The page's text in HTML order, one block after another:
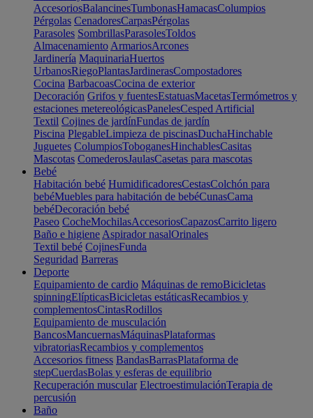
AccesoriosBalancinesTumbonasHamacasColumpios
Pérgolas CenadoresCarpasPérgolas
Parasoles SombrillasParasolesToldos
Almacenamiento ArmariosArcones
Jardinería MaquinariaHuertos
UrbanosRiegoPlantasJardinerasCompostadores
Cocina BarbacoasCocina de exterior
Decoración Grifos y fuentesEstatuasMacetasTermómetros y
estaciones metereológicasPanelesCesped Artificial
Textil Cojines de jardínFundas de jardín
Piscina PlegableLimpieza de piscinasDuchaHinchable
Juguetes ColumpiosToboganesHinchablesCasitas
Mascotas ComederosJaulasCasetas para mascotas
Bebé
Habitación bebé HumidificadoresCestasColchón para
bebéMuebles para habitación de bebéCunasCama
bebéDecoración bebé
Paseo CocheMochilasAccesoriosCapazosCarrito ligero
Baño e higiene Aspirador nasalOrinales
Textil bebé CojinesFunda
Seguridad Barreras
Deporte
Equipamiento de cardio Máquinas de remoBicicletas
spinningElípticasBicicletas estáticasRecambios y
complementosCintasRodillos
Equipamiento de musculación
BancosMancuernasMáquinasPlataformas
vibratoriasRecambios y complementos
Accesorios fitness BandasBarrasPlataforma de
stepCuerdasBolas y esferas de equilibrio
Recuperación muscular ElectroestimulaciónTerapia de
percusión
Baño